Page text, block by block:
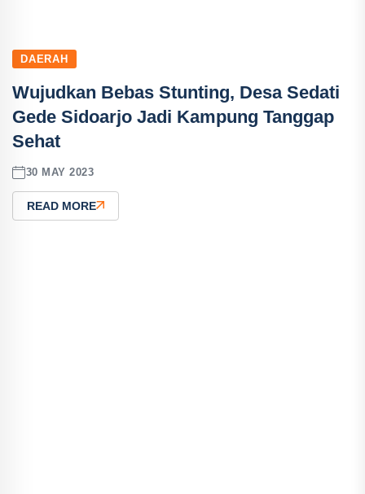
DAERAH
Wujudkan Bebas Stunting, Desa Sedati
Gede Sidoarjo Jadi Kampung Tanggap
Sehat
30 MAY 2023
READ MORE